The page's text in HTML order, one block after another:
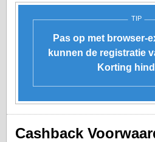
TIP
Pas op met browser-
kunnen de registratie
Korting
Cashback